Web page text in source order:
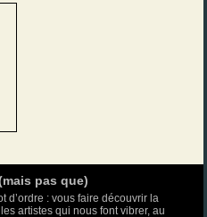
pas que)
d’ordre : vous faire découvrir la
artistes qui nous font vibrer, au